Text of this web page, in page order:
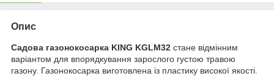
Опис
Садова газонокосарка KING KGLM32 стане відмінним
варіантом для впорядкування зарослого густою травою
газону. Газонокосарка виготовлена із пластику високої якості.